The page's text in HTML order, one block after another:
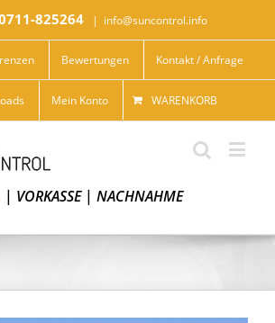
825264 | info@suncontrol.info
Bewertungen Kontakt / Anfrage
Mein Konto WARENKORB
| VORKASSE| NACHNAHME